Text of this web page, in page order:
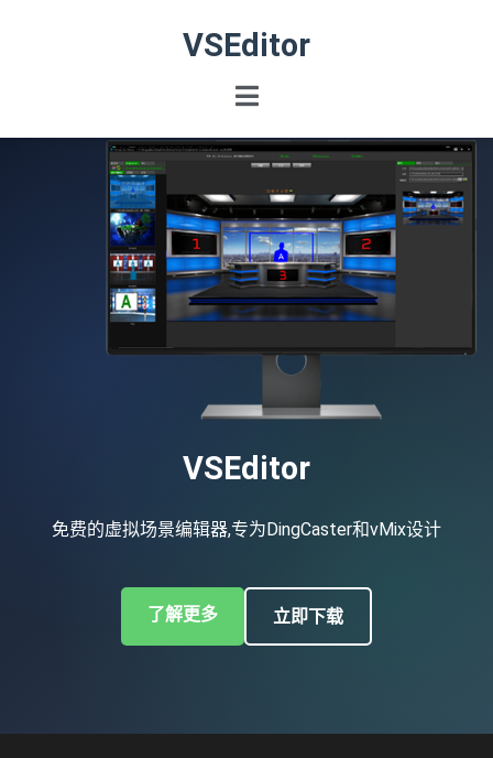
VSEditor
VSEditor
免费的虚拟场景编辑器,专为DingCaster和vMix设计
了解更多 立即下载